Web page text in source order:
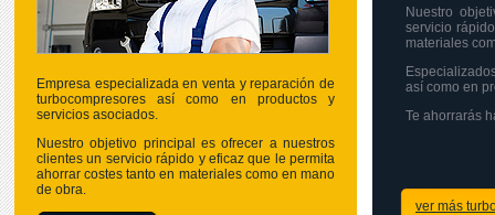
Empresa especializada en venta y reparación de
turbocompresores así como en productos y
servicios asociados.
Nuestro objetivo principal es ofrecer a nuestros
clientes un servicio rápido y eficaz que le permita
ahorrar costes tanto en materiales como en mano
de obra.
Nuestro
servicio
materiales
así como en
Te ahorrarás
ver más